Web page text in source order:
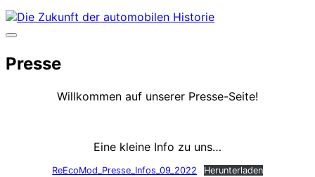
Zum
Inhalt
Seitenleiste
Navigation
umschalten
Presse
Willkommen auf unserer Presse-Seite!
Eine kleine Info zu uns…
ReEcoMod_Presse_Infos_09_2022 Herunterladen